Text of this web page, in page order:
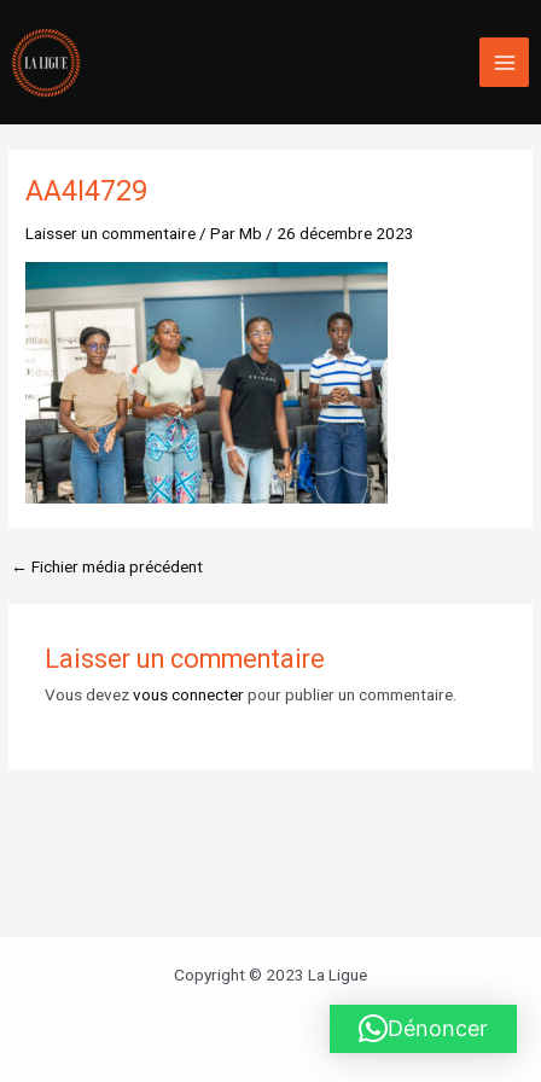
contenu
AA4I4729
Laisser un commentaire/ ParMb/ 26 décembre 2023
← Fichier média précédent
Laisser un commentaire
Vous devezvous connecterpour publier un commentaire.
Copyright © 2023 La Ligue
Dénoncer